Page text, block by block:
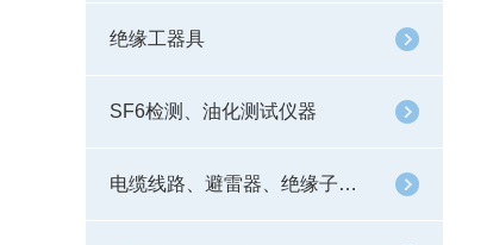
绝缘工器具
SF6检测、油化测试仪器
电缆线路、避雷器、绝缘子测试仪器